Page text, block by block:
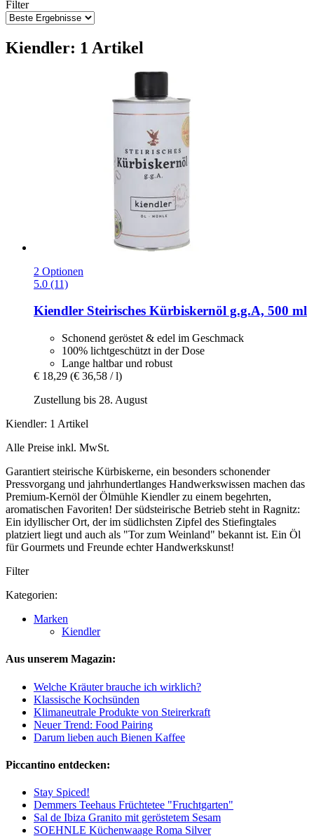
Filter
Kiendler: 1 Artikel
2 Optionen
5.0 (11)
Kiendler Steirisches Kürbiskernöl g.g.A, 500 ml
Schonend geröstet & edel im Geschmack
100% lichtgeschützt in der Dose
Lange haltbar und robust
€ 18,29 (€ 36,58 / l)
Zustellung bis 28. August
Kiendler: 1 Artikel
Alle Preise inkl. MwSt.
Garantiert steirische Kürbiskerne, ein besonders schonender
Pressvorgang und jahrhundertlanges Handwerkswissen machen das
Premium-Kernöl der Ölmühle Kiendler zu einem begehrten,
aromatischen Favoriten! Der südsteirische Betrieb steht in Ragnitz:
Ein idyllischer Ort, der im südlichsten Zipfel des Stiefingtales
platziert liegt und auch als "Tor zum Weinland" bekannt ist. Ein Öl
für Gourmets und Freunde echter Handwerkskunst!
Filter
Kategorien:
Marken
Kiendler
Aus unserem Magazin:
Welche Kräuter brauche ich wirklich?
Klassische Kochsünden
Klimaneutrale Produkte von Steirerkraft
Neuer Trend: Food Pairing
Darum lieben auch Bienen Kaffee
Piccantino entdecken:
Stay Spiced!
Demmers Teehaus Früchtetee "Fruchtgarten"
Sal de Ibiza Granito mit geröstetem Sesam
SOEHNLE Küchenwaage Roma Silver